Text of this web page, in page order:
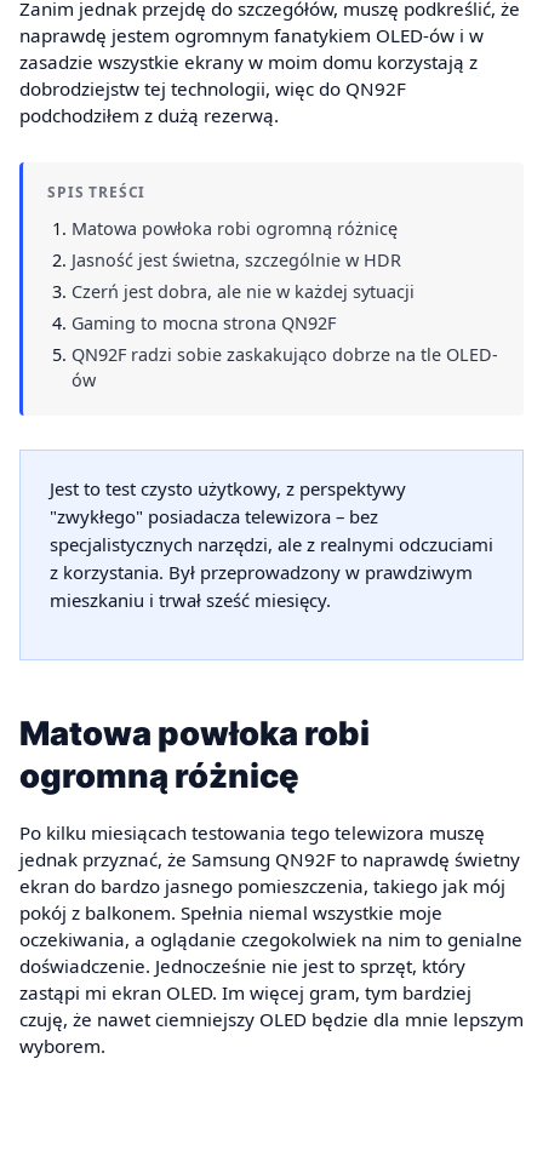
Zanim jednak przejdę do szczegółów, muszę podkreślić, że
naprawdę jestem ogromnym fanatykiem OLED-ów i w
zasadzie wszystkie ekrany w moim domu korzystają z
dobrodziejstw tej technologii, więc do QN92F
podchodziłem z dużą rezerwą.
SPIS TREŚCI
Matowa powłoka robi ogromną różnicę
Jasność jest świetna, szczególnie w HDR
Czerń jest dobra, ale nie w każdej sytuacji
Gaming to mocna strona QN92F
QN92F radzi sobie zaskakująco dobrze na tle OLED-
ów
Jest to test czysto użytkowy, z perspektywy
"zwykłego" posiadacza telewizora – bez
specjalistycznych narzędzi, ale z realnymi odczuciami
z korzystania. Był przeprowadzony w prawdziwym
mieszkaniu i trwał sześć miesięcy.
Matowa powłoka robi
ogromną różnicę
Po kilku miesiącach testowania tego telewizora muszę
jednak przyznać, że Samsung QN92F to naprawdę świetny
ekran do bardzo jasnego pomieszczenia, takiego jak mój
pokój z balkonem. Spełnia niemal wszystkie moje
oczekiwania, a oglądanie czegokolwiek na nim to genialne
doświadczenie. Jednocześnie nie jest to sprzęt, który
zastąpi mi ekran OLED. Im więcej gram, tym bardziej
czuję, że nawet ciemniejszy OLED będzie dla mnie lepszym
wyborem.